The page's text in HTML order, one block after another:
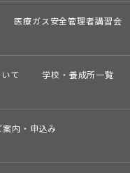
医療ガス安全管理者講習会
て 学校・養成所一覧
内・申込み